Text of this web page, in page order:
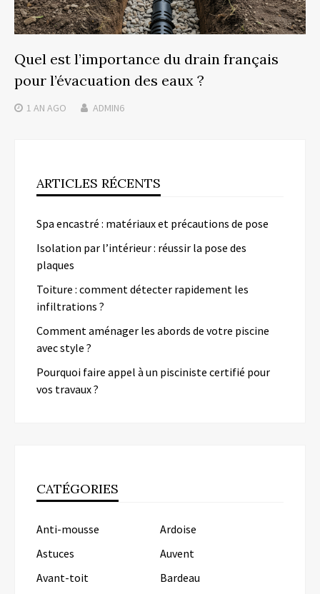
Quel est l’importance du drain français
pour l’évacuation des eaux ?
1 AN AGO ADMIN6
ARTICLES RÉCENTS
Spa encastré : matériaux et précautions de pose
Isolation par l’intérieur : réussir la pose des
plaques
Toiture : comment détecter rapidement les
infiltrations ?
Comment aménager les abords de votre piscine
avec style ?
Pourquoi faire appel à un pisciniste certifié pour
vos travaux ?
CATÉGORIES
Anti-mousse
Ardoise
Astuces
Auvent
Avant-toit
Bardeau